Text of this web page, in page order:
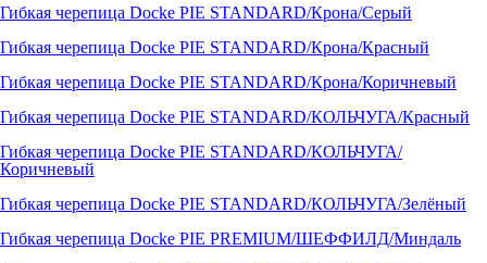
Гибкая черепица Docke PIE STANDARD/Крона/Серый
Гибкая черепица Docke PIE STANDARD/Крона/Красный
Гибкая черепица Docke PIE STANDARD/Крона/Коричневый
Гибкая черепица Docke PIE STANDARD/КОЛЬЧУГА/Красный
Гибкая черепица Docke PIE STANDARD/КОЛЬЧУГА/
Коричневый
Гибкая черепица Docke PIE STANDARD/КОЛЬЧУГА/Зелёный
Гибкая черепица Docke PIE PREMIUM/ШЕФФИЛД/Миндаль